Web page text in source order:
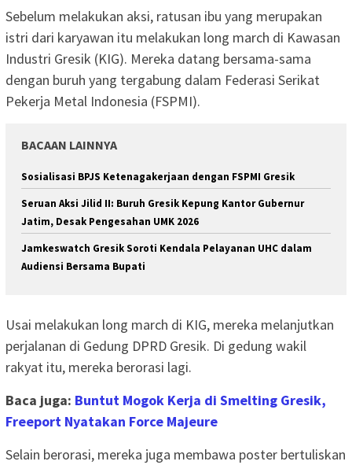
Sebelum melakukan aksi, ratusan ibu yang merupakan
istri dari karyawan itu melakukan long march di Kawasan
Industri Gresik (KIG). Mereka datang bersama-sama
dengan buruh yang tergabung dalam Federasi Serikat
Pekerja Metal Indonesia (FSPMI).
BACAAN LAINNYA
Sosialisasi BPJS Ketenagakerjaan dengan FSPMI Gresik
Seruan Aksi Jilid II: Buruh Gresik Kepung Kantor Gubernur
Jatim, Desak Pengesahan UMK 2026
Jamkeswatch Gresik Soroti Kendala Pelayanan UHC dalam
Audiensi Bersama Bupati
Usai melakukan long march di KIG, mereka melanjutkan
perjalanan di Gedung DPRD Gresik. Di gedung wakil
rakyat itu, mereka berorasi lagi.
Baca juga: Buntut Mogok Kerja di Smelting Gresik,
Freeport Nyatakan Force Majeure
Selain berorasi, mereka juga membawa poster bertuliskan